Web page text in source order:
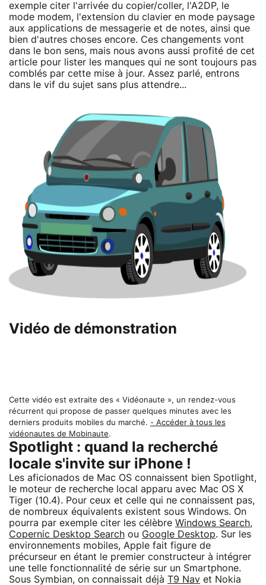
exemple citer l'arrivée du copier/coller, l'A2DP, le
mode modem, l'extension du clavier en mode paysage
aux applications de messagerie et de notes, ainsi que
bien d'autres choses encore. Ces changements vont
dans le bon sens, mais nous avons aussi profité de cet
article pour lister les manques qui ne sont toujours pas
comblés par cette mise à jour. Assez parlé, entrons
dans le vif du sujet sans plus attendre...
Vidéo de démonstration
Cette vidéo est extraite des « Vidéonaute », un rendez-vous
récurrent qui propose de passer quelques minutes avec les
derniers produits mobiles du marché. - Accéder à tous les
vidéonautes de Mobinaute.
Spotlight : quand la recherché
locale s'invite sur iPhone !
Les aficionados de Mac OS connaissent bien Spotlight,
le moteur de recherche local apparu avec Mac OS X
Tiger (10.4). Pour ceux et celle qui ne connaissent pas,
de nombreux équivalents existent sous Windows. On
pourra par exemple citer les célèbre Windows Search,
Copernic Desktop Search ou Google Desktop. Sur les
environnements mobiles, Apple fait figure de
précurseur en étant le premier constructeur à intégrer
une telle fonctionnalité de série sur un Smartphone.
Sous Symbian, on connaissait déjà T9 Nav et Nokia